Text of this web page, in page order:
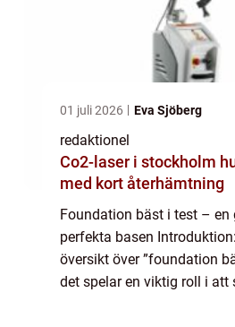
01 juli 2026 Eva Sjöberg
redaktionel
Co2-laser i stockholm hudföryngring
med kort återhämtning
Foundation bäst i test – en
perfekta basen
översikt över ”foundation
det spelar en viktig roll i att